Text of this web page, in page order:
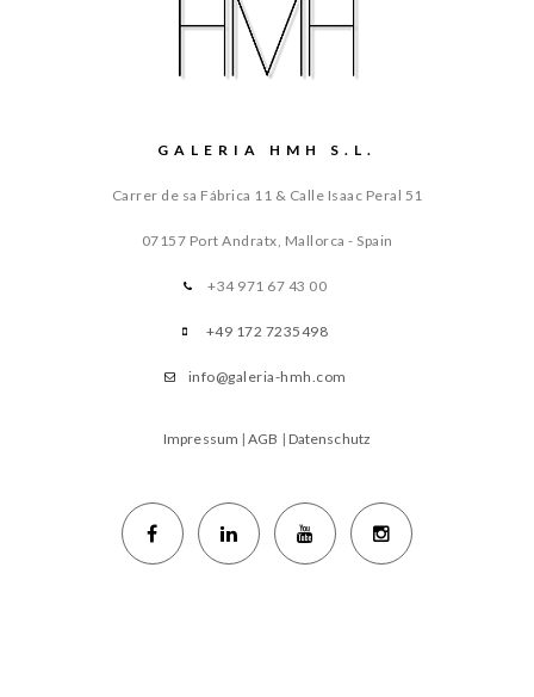
GALERIA HMH S.L.
Carrer de sa Fábrica 11 & Calle Isaac Peral 51
07157 Port Andratx, Mallorca - Spain
+34 971 67 43 00
+49 172 7235498
info@galeria-hmh.com
Impressum |AGB | Datenschutz